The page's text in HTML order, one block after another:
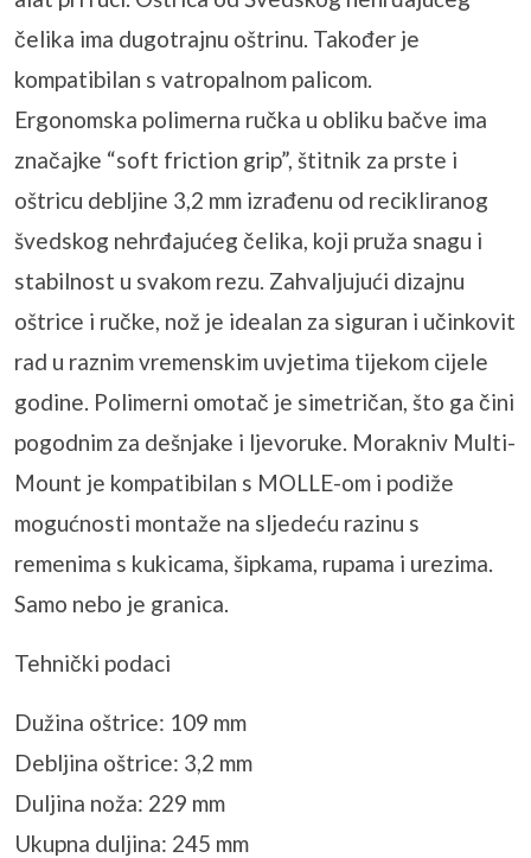
čelika ima dugotrajnu oštrinu. Također je
kompatibilan s vatropalnom palicom.
Ergonomska polimerna ručka u obliku bačve ima
značajke “soft friction grip”, štitnik za prste i
oštricu debljine 3,2 mm izrađenu od recikliranog
švedskog nehrđajućeg čelika, koji pruža snagu i
stabilnost u svakom rezu. Zahvaljujući dizajnu
oštrice i ručke, nož je idealan za siguran i učinkovit
rad u raznim vremenskim uvjetima tijekom cijele
godine. Polimerni omotač je simetričan, što ga čini
pogodnim za dešnjake i ljevoruke. Morakniv Multi-
Mount je kompatibilan s MOLLE-om i podiže
mogućnosti montaže na sljedeću razinu s
remenima s kukicama, šipkama, rupama i urezima.
Samo nebo je granica.
Tehnički podaci
Dužina oštrice: 109 mm
Debljina oštrice: 3,2 mm
Duljina noža: 229 mm
Ukupna duljina: 245 mm